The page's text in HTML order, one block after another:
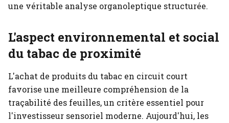
une véritable analyse organoleptique structurée.
L'aspect environnemental et social
du tabac de proximité
L'achat de produits du tabac en circuit court
favorise une meilleure compréhension de la
traçabilité des feuilles, un critère essentiel pour
l'investisseur sensoriel moderne. Aujourd'hui, les